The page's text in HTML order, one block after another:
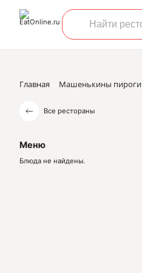
Главная Машенькины пироги
Все рестораны
Меню
Блюда не найдены.